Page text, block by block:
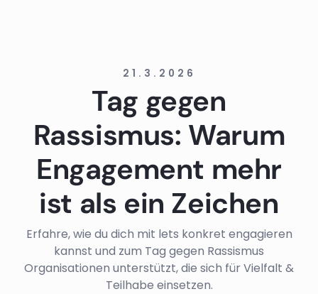
21.3.2026
Tag gegen
Rassismus: Warum
Engagement mehr
ist als ein Zeichen
Erfahre, wie du dich mit lets konkret engagieren
kannst und zum Tag gegen Rassismus
Organisationen unterstützt, die sich für Vielfalt &
Teilhabe einsetzen.